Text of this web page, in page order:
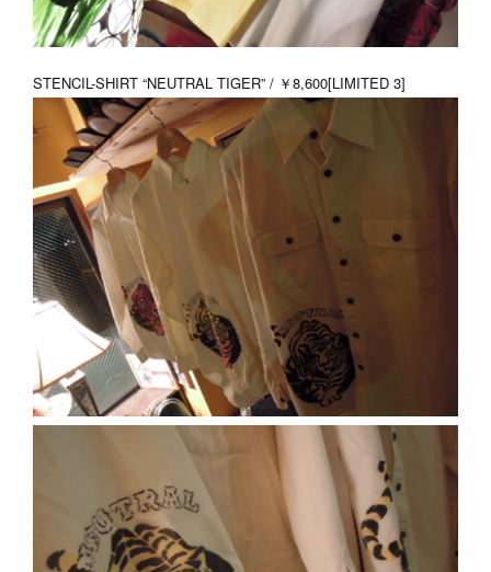
STENCIL-SHIRT “NEUTRAL TIGER” / ￥8,600[LIMITED 3]